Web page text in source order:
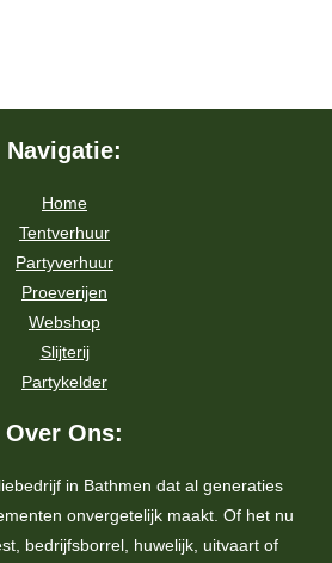
Navigatie:
Home
Tentverhuur
Partyverhuur
Proeverijen
Webshop
Slijterij
Partykelder
Over Ons:
in Bathmen dat al generaties
onvergetelijk maakt. Of het nu
bedrijfsborrel, huwelijk, uitvaart of